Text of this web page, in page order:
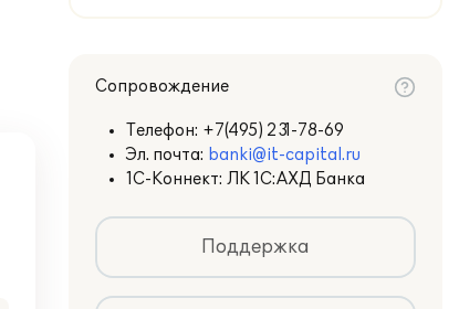
Сопровождение
Телефон: +7(495) 231-78-69
Эл. почта: banki@it-capital.ru
1С-Коннект: ЛК 1С:АХД Банка
Поддержка